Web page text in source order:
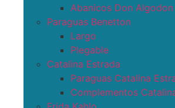
Abanicos Don Algodon
Paraguas Benetton
Largo
Plegable
Catalina Estrada
Paraguas Catalina
Complementos